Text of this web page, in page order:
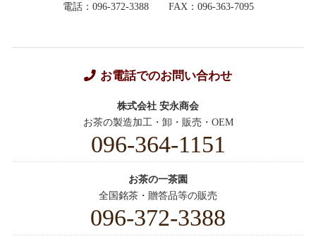
電話：096-372-3388
FAX：096-363-7095
お電話でのお問い合わせ
株式会社 安永商会
お茶の製造加工・卸・販売・OEM
096-364-1151
お茶の一茶園
全国銘茶・贈答品等の販売
096-372-3388